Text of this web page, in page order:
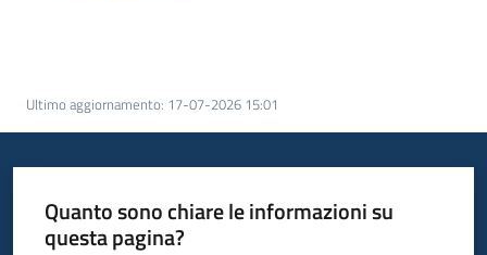
strategie
Opportunità
Ultimo aggiornamento: 17-07-2026 15:01
Quanto sono chiare le informazioni su
questa pagina?